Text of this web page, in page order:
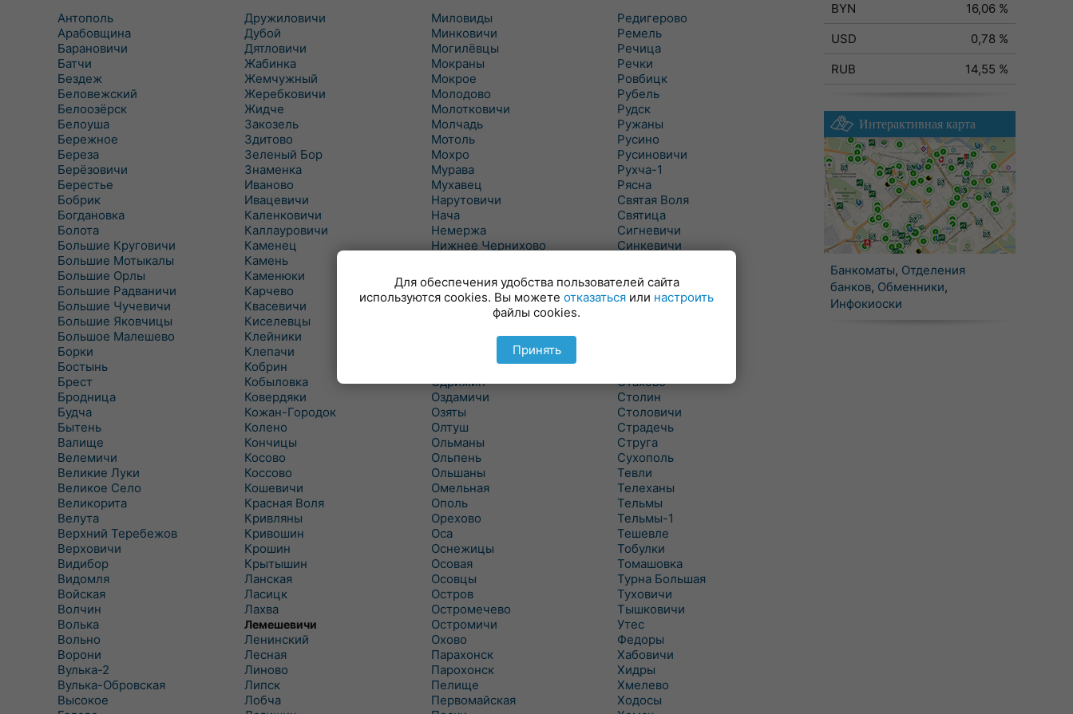
Антополь
Арабовщина
Барановичи
Батчи
Бездеж
Беловежский
Белоозёрск
Белоуша
Бережное
Береза
Берёзовичи
Берестье
Бобрик
Богдановка
Болота
Большие Круговичи
Большие Мотыкалы
Большие Орлы
Большие Радваничи
Большие Чучевичи
Большие Яковчицы
Большое Малешево
Борки
Бостынь
Брест
Бродница
Будча
Бытень
Валище
Велемичи
Великие Луки
Великое Село
Великорита
Велута
Верхний Теребежов
Верховичи
Видибор
Видомля
Войская
Волчин
Волька
Вольно
Ворони
Вулька-2
Вулька-Обровская
Высокое
Дружиловичи
Дубой
Дятловичи
Жабинка
Жемчужный
Жеребковичи
Жидче
Закозель
Здитово
Зеленый Бор
Знаменка
Иваново
Ивацевичи
Каленковичи
Каллауровичи
Каменец
Камень
Каменюки
Карчево
Квасевичи
Киселевцы
Клейники
Клепачи
Кобрин
Кобыловка
Ковердяки
Кожан-Городок
Колено
Кончицы
Косово
Коссово
Кошевичи
Красная Воля
Кривляны
Кривошин
Крошин
Крытышин
Ланская
Ласицк
Лахва
Лемешевичи
Ленинский
Лесная
Линово
Липск
Лобча
Миловиды
Минковичи
Могилёвцы
Мокраны
Мокрое
Молодово
Молотковичи
Молчадь
Мотоль
Мохро
Мурава
Мухавец
Нарутовичи
Нача
Немержа
Нижнее Чернихово
Новицковичи
Новоселки
Новые Засимовичи
Новые Лыщицы
Оберовщина
Одрижин
Оздамичи
Озяты
Олтуш
Ольманы
Ольпень
Ольшаны
Омельная
Ополь
Орехово
Оса
Оснежицы
Осовая
Осовцы
Остров
Остромечево
Остромичи
Охово
Парахонск
Парохонск
Пелище
Первомайская
Редигерово
Ремель
Речица
Речки
Ровбицк
Рубель
Рудск
Ружаны
Русино
Русиновичи
Рухча-1
Рясна
Святая Воля
Святица
Сигневичи
Синкевичи
Снитово
Соколово
Сочивки
Стахово
Столин
Столовичи
Страдечь
Струга
Сухополь
Тевли
Телеханы
Тельмы
Тельмы-1
Тешевле
Тобулки
Томашовка
Турна Большая
Туховичи
Тышковичи
Утес
Федоры
Хабовичи
Хидры
Хмелево
Ходосы
BYN
16,06 %
USD
0,78 %
RUB
14,55 %
Интерактивная карта
Банкоматы, Отделения
банков, Обменники,
Инфокиоски
Для обеспечения удобства пользователей сайта
используются cookies. Вы можете отказаться или настроить
файлы cookies.
Принять